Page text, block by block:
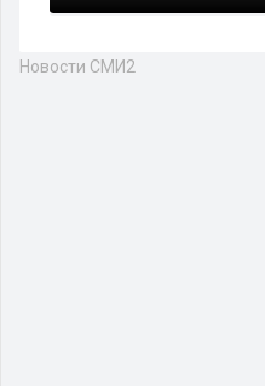
Новости СМИ2